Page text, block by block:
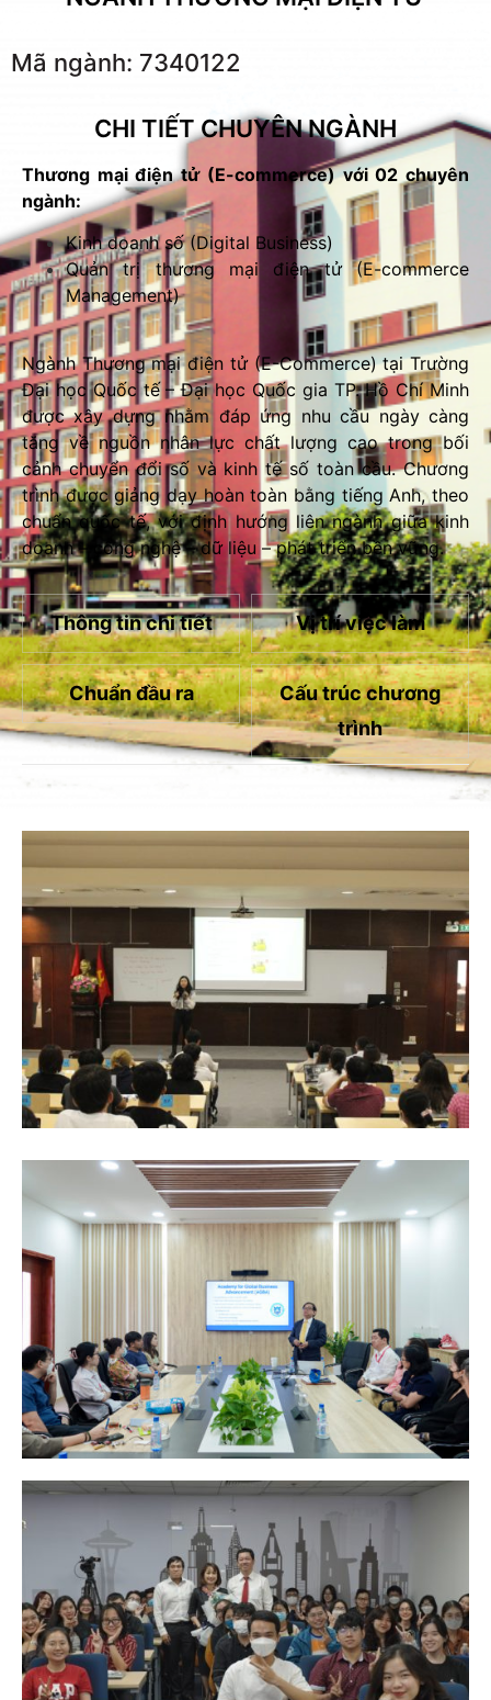
Mã ngành: 7340122
CHI TIẾT CHUYÊN NGÀNH
Thương mại điện tử (E-commerce) với 02 chuyên
ngành:
Kinh doanh số (Digital Business)
Quản trị thương mại điện tử (E-commerce
Management)
Ngành Thương mại điện tử (E-Commerce) tại Trường
Đại học Quốc tế – Đại học Quốc gia TP. Hồ Chí Minh
được xây dựng nhằm đáp ứng nhu cầu ngày càng
tăng về nguồn nhân lực chất lượng cao trong bối
cảnh chuyển đổi số và kinh tế số toàn cầu. Chương
trình được giảng dạy hoàn toàn bằng tiếng Anh, theo
chuẩn quốc tế, với định hướng liên ngành giữa kinh
doanh – công nghệ – dữ liệu – phát triển bền vững.
Thông tin chi tiết Vị trí việc làm
Chuẩn đầu ra
Cấu trúc chương
trình